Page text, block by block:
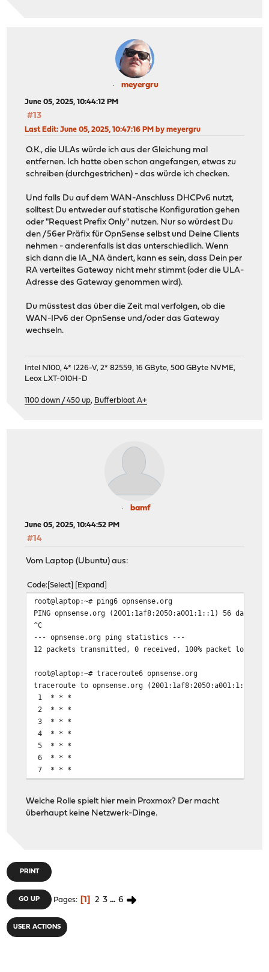
meyergru
June 05, 2025, 10:44:12 PM
#13
Last Edit: June 05, 2025, 10:47:16 PM by meyergru
O.K., die ULAs würde ich aus der Gleichung mal
entfernen. Ich hatte oben schon angefangen, etwas zu
schreiben (durchgestrichen) - das würde ich checken.
Und falls Du auf dem WAN-Anschluss DHCPv6 nutzt,
solltest Du entweder auf statische Konfiguration gehen
oder "Request Prefix Only" nutzen. Nur so würdest Du
den /56er Präfix für OpnSense selbst und Deine Clients
nehmen - anderenfalls ist das unterschiedlich. Wenn
sich dann die IA_NA ändert, kann es sein, dass Dein per
RA verteiltes Gateway nicht mehr stimmt (oder die ULA-
Adresse des Gateway genommen wird).
Du müsstest das über die Zeit mal verfolgen, ob die
WAN-IPv6 der OpnSense und/oder das Gateway
wechseln.
Intel N100, 4* I226-V, 2* 82559, 16 GByte, 500 GByte NVME,
Leox LXT-010H-D
1100 down / 450 up, Bufferbloat A+
bamf
June 05, 2025, 10:44:52 PM
#14
Vom Laptop (Ubuntu) aus:
Code Select Expand
root@laptop:~# ping6 opnsense.org
PING opnsense.org (2001:1af8:2050:a001:1::1) 56 data
^C
--- opnsense.org ping statistics ---
12 packets transmitted, 0 received, 100% packet loss,
root@laptop:~# traceroute6 opnsense.org
traceroute to opnsense.org (2001:1af8:2050:a001:1::1),
1 * * *
2 * * *
3 * * *
4 * * *
5 * * *
6 * * *
7 * * *
8 * * *
10 * * *
11 * *^C
Welche Rolle spielt hier mein Proxmox? Der macht
überhaupt keine Netzwerk-Dinge.
PRINT
GO UP Pages 1 2 3 ... 6
USER ACTIONS